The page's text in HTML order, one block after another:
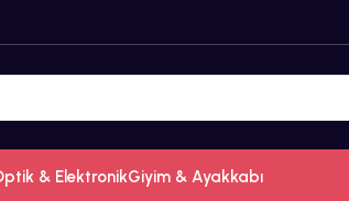
& ElektronikGiyim & Ayakkabı